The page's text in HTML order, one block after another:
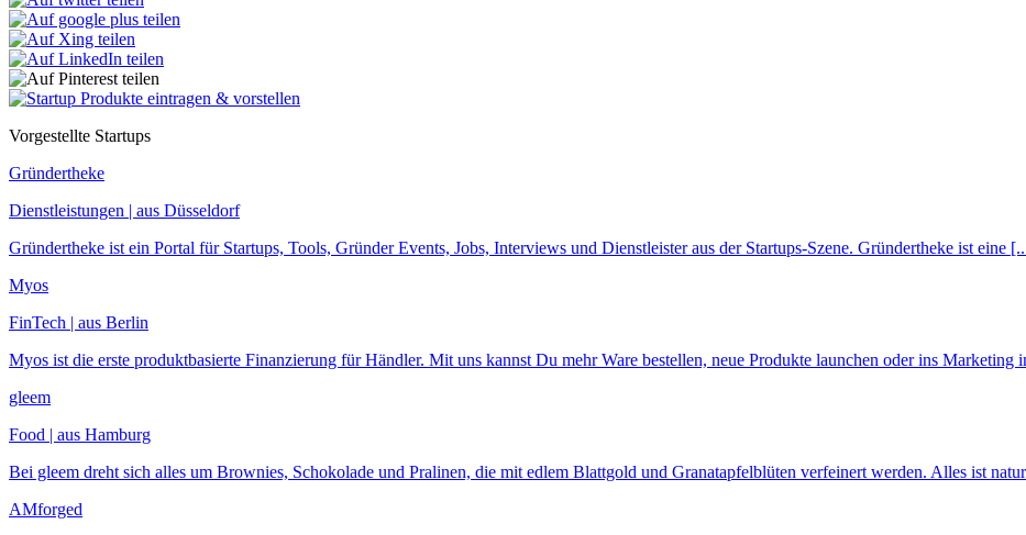
Vorgestellte Startups
Gründertheke
Dienstleistungen | aus Düsseldorf
Gründertheke ist ein Portal für Startups, Tools, Gründer Events, Jobs, Interviews und Dienstleister aus der Startups-Szene. Gründertheke ist eine
Myos
FinTech | aus Berlin
Myos ist die erste produktbasierte Finanzierung für Händler. Mit uns kannst Du mehr Ware bestellen, neue Produkte launchen oder ins Marketing
gleem
Food | aus Hamburg
Bei gleem dreht sich alles um Brownies, Schokolade und Pralinen, die mit edlem Blattgold und Granatapfelblüten verfeinert werden. Alles ist
AMforged